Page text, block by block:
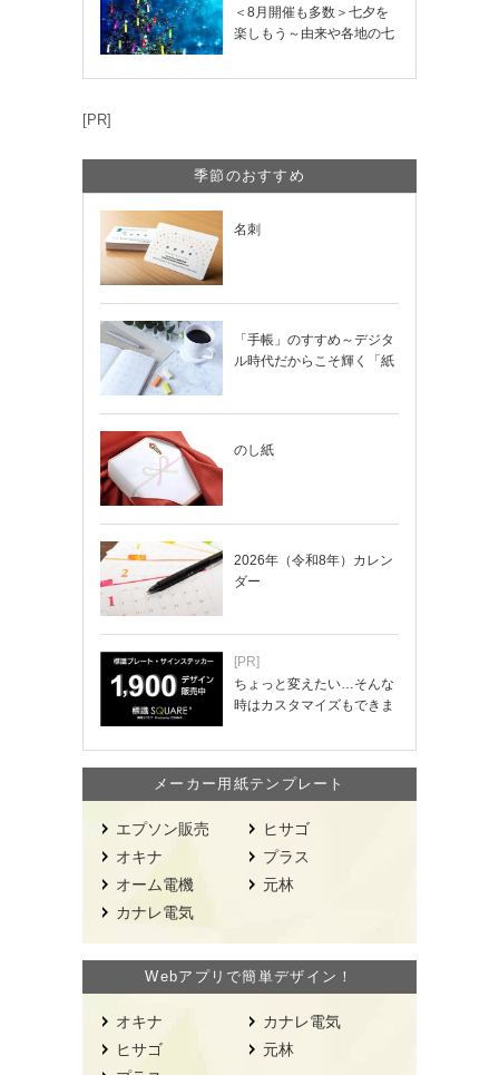
＜8月開催も多数＞七夕を
楽しもう～由来や各地の七
[PR]
季節のおすすめ
名刺
「手帳」のすすめ～デジタ
ル時代だからこそ輝く「紙
のし紙
2026年（令和8年）カレン
ダー
[PR]
ちょっと変えたい…そんな
時はカスタマイズもできま
メーカー用紙テンプレート
エプソン販売
オキナ
オーム電機
カナレ電気
ヒサゴ
プラス
元林
Webアプリで簡単デザイン！
オキナ
ヒサゴ
カナレ電気
元林